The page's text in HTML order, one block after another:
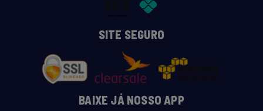
SITE SEGURO
BAIXE JÁ NOSSO APP